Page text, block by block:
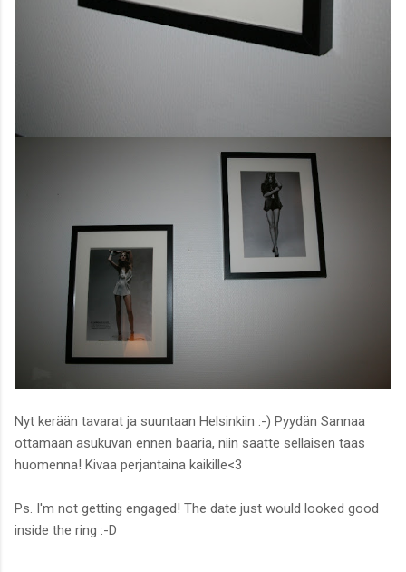
Nyt kerään tavarat ja suuntaan Helsinkiin :-) Pyydän Sannaa
ottamaan asukuvan ennen baaria, niin saatte sellaisen taas
huomenna! Kivaa perjantaina kaikille<3
Ps. I'm not getting engaged! The date just would looked good
inside the ring :-D